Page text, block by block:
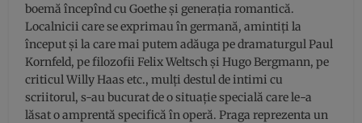
boemă începînd cu Goethe și generația romantică.
Localnicii care se exprimau în germană, amintiți la
început și la care mai putem adăuga pe dramaturgul Paul
Kornfeld, pe filozofii Felix Weltsch și Hugo Bergmann, pe
criticul Willy Haas etc., mulți destul de intimi cu
scriitorul, s-au bucurat de o situație specială care le-a
lăsat o amprentă specifică în operă. Praga reprezenta un